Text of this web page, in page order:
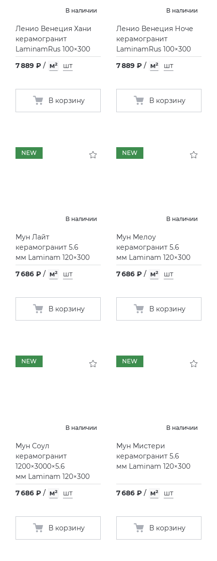
В наличии
Ленио Венеция Хани
керамогранит
LaminamRus 100×300
7 889 ₽ / м² шт
В корзину
В наличии
Ленио Венеция Ноче
керамогранит
LaminamRus 100×300
7 889 ₽ / м² шт
В корзину
NEW
В наличии
Мун Лайт
керамогранит 5.6
мм Laminam 120×300
7 686 ₽ / м² шт
В корзину
NEW
В наличии
Мун Мелоу
керамогранит 5.6
мм Laminam 120×300
7 686 ₽ / м² шт
В корзину
NEW
В наличии
Мун Соул
керамогранит
1200×3000×5.6
мм Laminam 120×300
7 686 ₽ / м² шт
В корзину
NEW
В наличии
Мун Мистери
керамогранит 5.6
мм Laminam 120×300
7 686 ₽ / м² шт
В корзину